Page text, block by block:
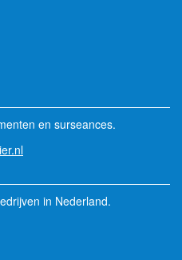
en surseances.
in Nederland.